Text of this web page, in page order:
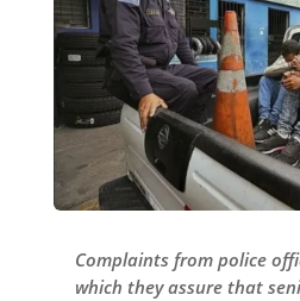
Complaints from police
which they assure that